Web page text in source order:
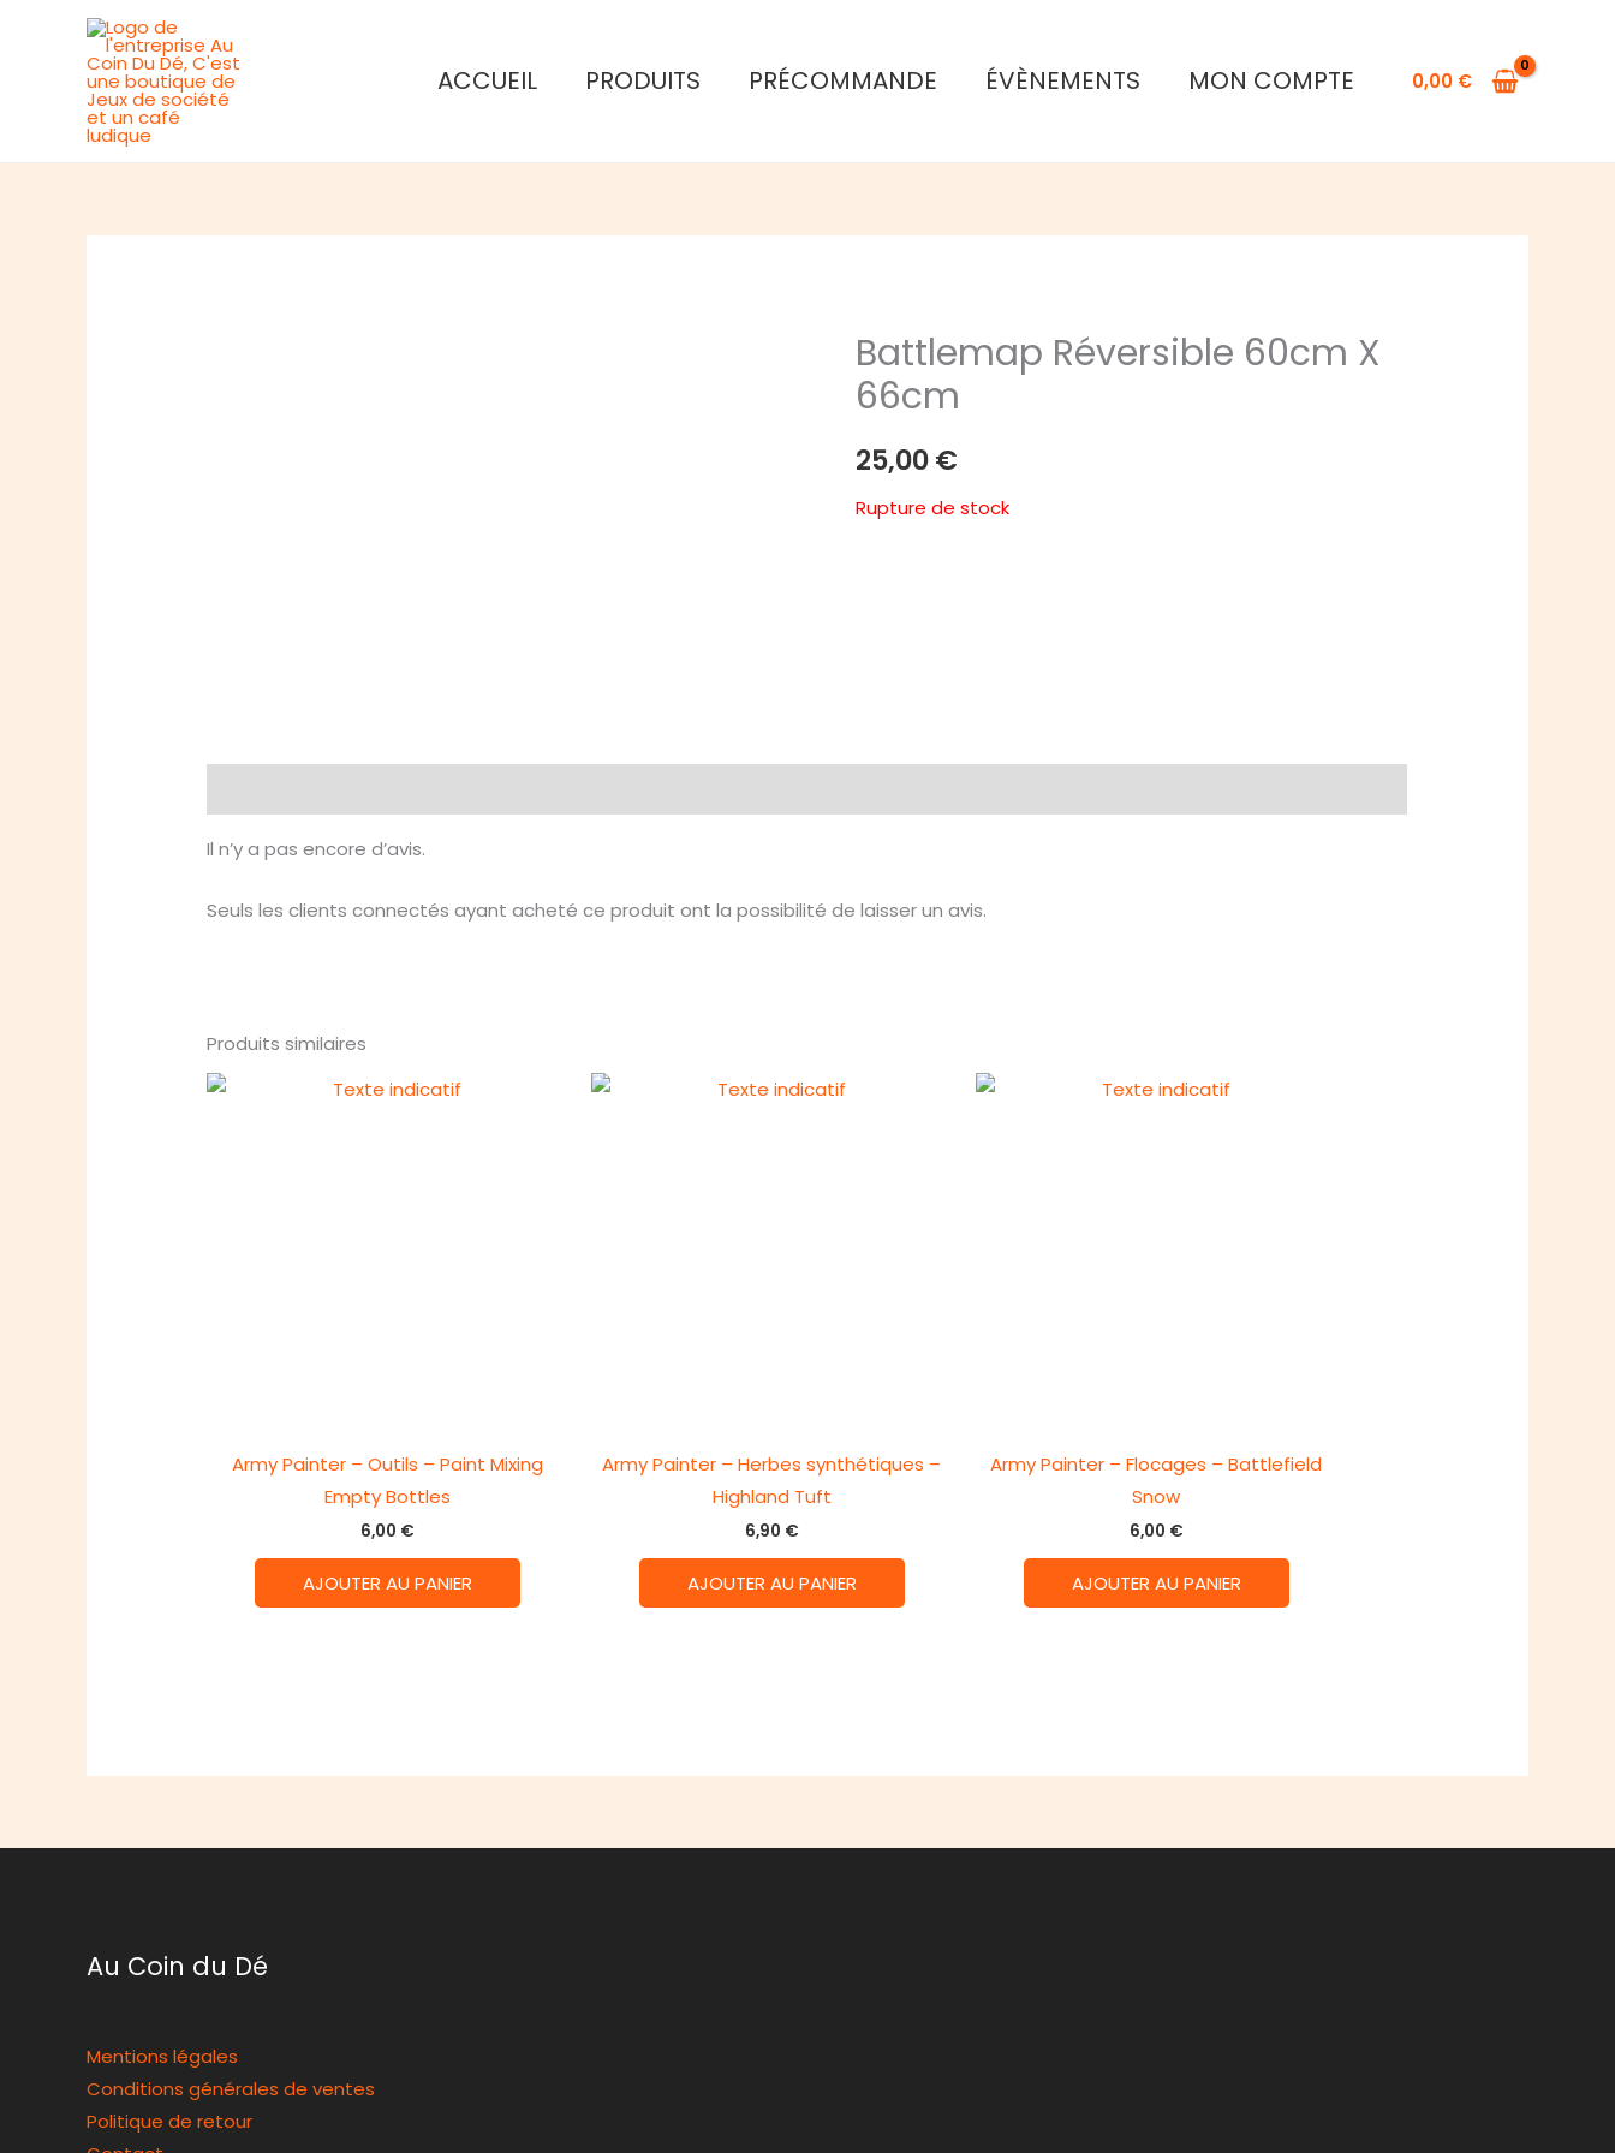
ACCUEIL PRODUITS PRÉCOMMANDE ÉVÈNEMENTS MON COMPTE 0,00 €
Battlemap Réversible 60cm X
66cm
25,00€
Rupture de stock
Il n’y a pas encore d’avis.
Seuls les clients connectés ayant acheté ce produit ont la possibilité de laisser un avis.
Produits similaires
Army Painter – Outils – Paint Mixing
Empty Bottles
6,00 €
AJOUTER AU PANIER
Army Painter – Herbes synthétiques –
Highland Tuft
6,90 €
AJOUTER AU PANIER
Army Painter – Flocages – Battlefield
Snow
6,00 €
AJOUTER AU PANIER
Au Coin du Dé
Mentions légales
Conditions générales de ventes
Politique de retour